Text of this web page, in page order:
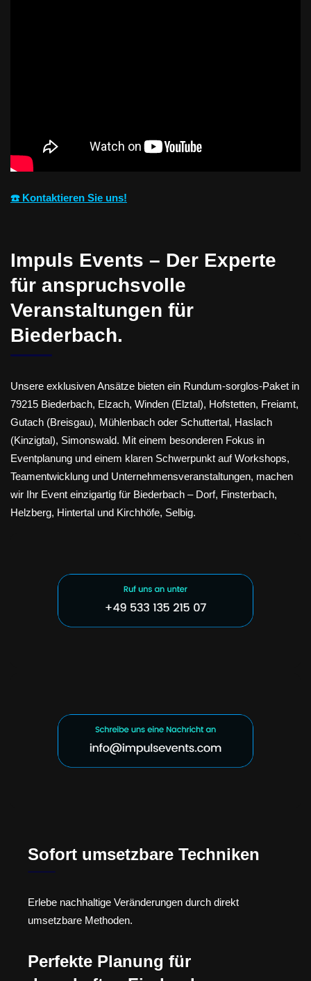
☎️ Kontaktieren Sie uns!
Impuls Events – Der Experte
für anspruchsvolle
Veranstaltungen für
Biederbach.
Unsere exklusiven Ansätze bieten ein Rundum-sorglos-Paket in
79215 Biederbach, Elzach, Winden (Elztal), Hofstetten, Freiamt,
Gutach (Breisgau), Mühlenbach oder Schuttertal, Haslach
(Kinzigtal), Simonswald. Mit einem besonderen Fokus in
Eventplanung und einem klaren Schwerpunkt auf Workshops,
Teamentwicklung und Unternehmensveranstaltungen, machen
wir Ihr Event einzigartig für Biederbach – Dorf, Finsterbach,
Helzberg, Hintertal und Kirchhöfe, Selbig.
Sofort umsetzbare Techniken
Erlebe nachhaltige Veränderungen durch direkt
umsetzbare Methoden.
Perfekte Planung für